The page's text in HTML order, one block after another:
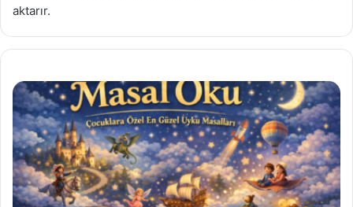
aktarır.